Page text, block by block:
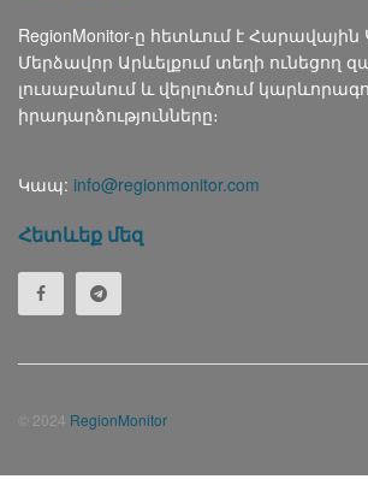
RegionMonitor-ը հետևում է
Մերձավոր Արևելքում տեղի ունեցող
լուսաբանում և վերլուծում
իրադարձությունները։
Կապ: info@regionmonitor.com
Հետևեք մեզ
© 2024 RegionMonitor